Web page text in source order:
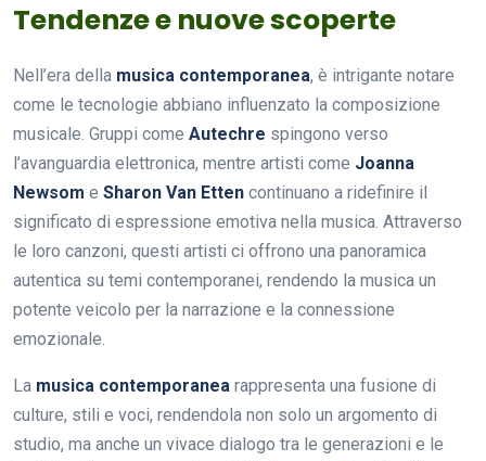
Tendenze e nuove scoperte
Nell’era della musica contemporanea, è intrigante notare
come le tecnologie abbiano influenzato la composizione
musicale. Gruppi come Autechre spingono verso
l’avanguardia elettronica, mentre artisti come Joanna
Newsom e Sharon Van Etten continuano a ridefinire il
significato di espressione emotiva nella musica. Attraverso
le loro canzoni, questi artisti ci offrono una panoramica
autentica su temi contemporanei, rendendo la musica un
potente veicolo per la narrazione e la connessione
emozionale.
La musica contemporanea rappresenta una fusione di
culture, stili e voci, rendendola non solo un argomento di
studio, ma anche un vivace dialogo tra le generazioni e le